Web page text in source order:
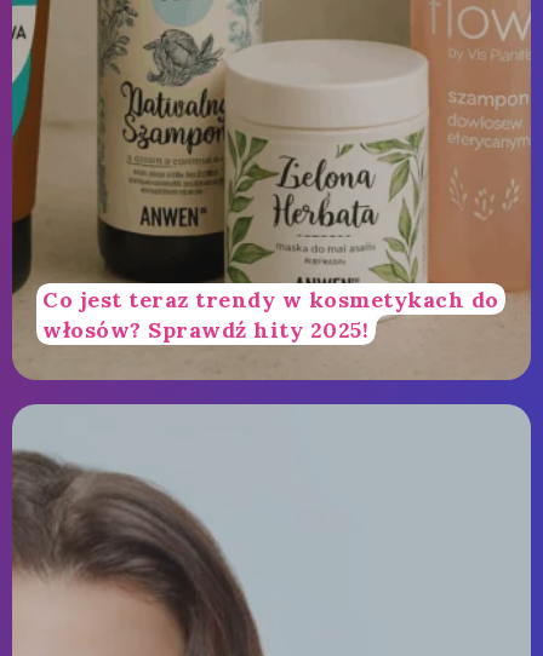
Co jest teraz trendy w kosmetykach do
włosów? Sprawdź hity 2025!